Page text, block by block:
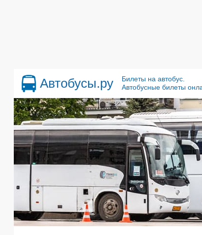
Автобусы.ру
Билеты на автобус.
Автобусные билеты